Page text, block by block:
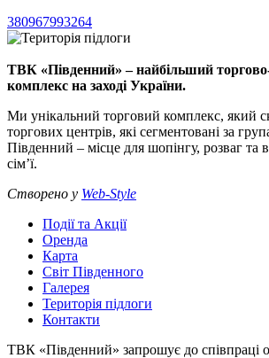
380967993264
ТВК «Південний» – найбільший
комплекс на заході України.
Ми унікальний торговий комплекс, який
торгових центрів, які сегментовані за
Південний – місце для шопінгу, розваг та
сім’ї.
Створено у Web-Style
Події та Акції
Оренда
Карта
Світ Південного
Галерея
Територія підлоги
Контакти
ТВК «Південний» запрошує до співпраці